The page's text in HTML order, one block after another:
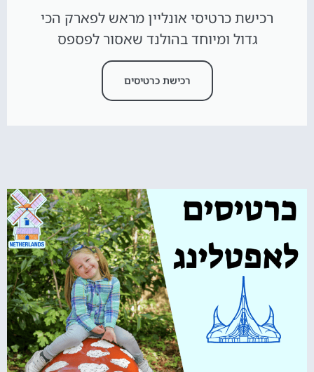
רכישת כרטיסי אונליין מראש לפארק הכי
גדול ומיוחד בהולנד שאסור לפספס
רכישת כרטיסים